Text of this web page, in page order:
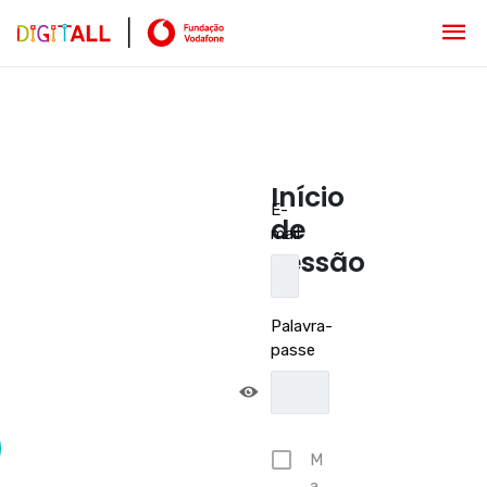
Início
de
sessão
E-
mail
Palavra-
passe
M